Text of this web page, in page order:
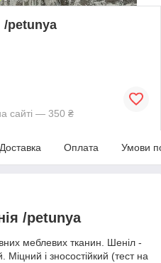
/petunya
сайті — 350 ₴
Доставка Оплата Умови
/petunya
меблевих тканин. Шеніл -
і зносостійкий (тест на